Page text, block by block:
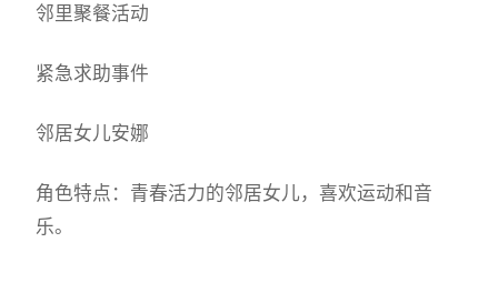
邻里聚餐活动
紧急求助事件
邻居女儿安娜
角色特点：青春活力的邻居女儿，喜欢运动和音
乐。